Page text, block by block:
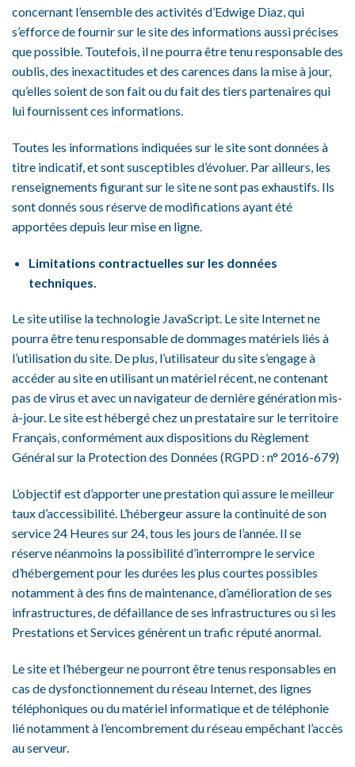
concernant l’ensemble des activités d’Edwige Diaz, qui
s’efforce de fournir sur le site des informations aussi précises
que possible. Toutefois, il ne pourra être tenu responsable des
oublis, des inexactitudes et des carences dans la mise à jour,
qu’elles soient de son fait ou du fait des tiers partenaires qui
lui fournissent ces informations.
Toutes les informations indiquées sur le site sont données à
titre indicatif, et sont susceptibles d’évoluer. Par ailleurs, les
renseignements figurant sur le site ne sont pas exhaustifs. Ils
sont donnés sous réserve de modifications ayant été
apportées depuis leur mise en ligne.
Limitations contractuelles sur les données
techniques.
Le site utilise la technologie JavaScript. Le site Internet ne
pourra être tenu responsable de dommages matériels liés à
l’utilisation du site. De plus, l’utilisateur du site s’engage à
accéder au site en utilisant un matériel récent, ne contenant
pas de virus et avec un navigateur de dernière génération mis-
à-jour. Le site est hébergé chez un prestataire sur le territoire
Français, conformément aux dispositions du Règlement
Général sur la Protection des Données (RGPD : n° 2016-679)
L’objectif est d’apporter une prestation qui assure le meilleur
taux d’accessibilité. L’hébergeur assure la continuité de son
service 24 Heures sur 24, tous les jours de l’année. Il se
réserve néanmoins la possibilité d’interrompre le service
d’hébergement pour les durées les plus courtes possibles
notamment à des fins de maintenance, d’amélioration de ses
infrastructures, de défaillance de ses infrastructures ou si les
Prestations et Services génèrent un trafic réputé anormal.
Le site et l’hébergeur ne pourront être tenus responsables en
cas de dysfonctionnement du réseau Internet, des lignes
téléphoniques ou du matériel informatique et de téléphonie
lié notamment à l’encombrement du réseau empêchant l’accès
au serveur.